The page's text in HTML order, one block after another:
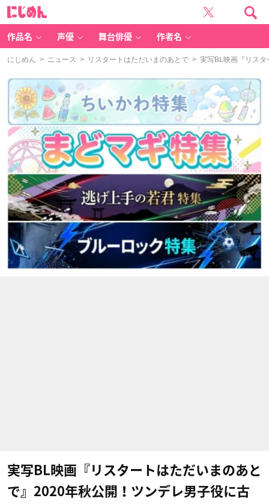
作品名 声優 舞台俳優 作者名
にじめん > ニュース > リスタートはただいまのあとで > 実写BL映画『リスタ
実写BL映画『リスタートはただいまのあと
で』2020年秋公開！ツンデレ男子役に古